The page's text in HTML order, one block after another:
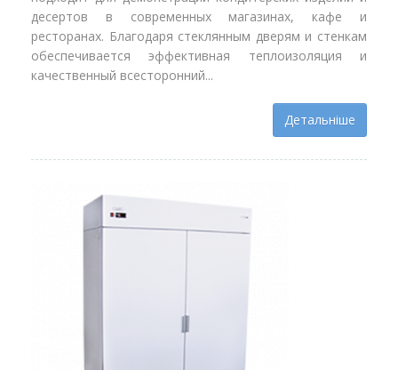
десертов в современных магазинах, кафе и
ресторанах. Благодаря стеклянным дверям и стенкам
обеспечивается эффективная теплоизоляция и
качественный всесторонний...
Детальніше